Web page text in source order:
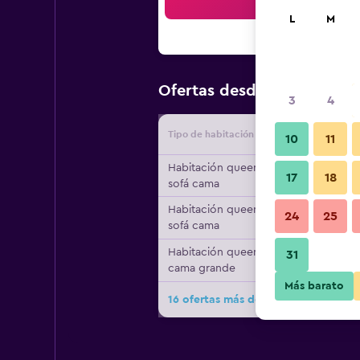
Ofertas desde Oferta
Tipo de habitación
Habitación queen, 1
sofá cama
Habitación queen, 1
sofá cama
Habitación queen, 1
cama grande
16 ofertas más de TownePlace
L M
3 4
10 11
17 18
24 25
31
Más barato